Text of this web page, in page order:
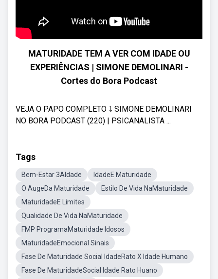
MATURIDADE TEM A VER COM IDADE OU
EXPERIÊNCIAS | SIMONE DEMOLINARI -
Cortes do Bora Podcast
VEJA O PAPO COMPLETO ⤵ SIMONE DEMOLINARI
NO BORA PODCAST (220) | PSICANALISTA ...
Tags
Bem-Estar 3AIdade
IdadeE Maturidade
O AugeDa Maturidade
Estilo De Vida NaMaturidade
MaturidadeE Limites
Qualidade De Vida NaMaturidade
FMP ProgramaMaturidade Idosos
MaturidadeEmocional Sinais
Fase De Maturidade Social IdadeRato X Idade Humano
Fase De MaturidadeSocial Idade Rato Huano